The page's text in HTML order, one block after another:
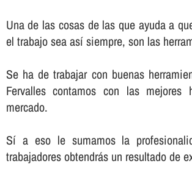
Una de las cosas de las que ayuda a
el trabajo sea así­ siempre, son las
Se ha de trabajar con buenas
Fervalles contamos con las mejores
mercado.
Sí­ a eso le sumamos la
trabajadores obtendrás un resultado de